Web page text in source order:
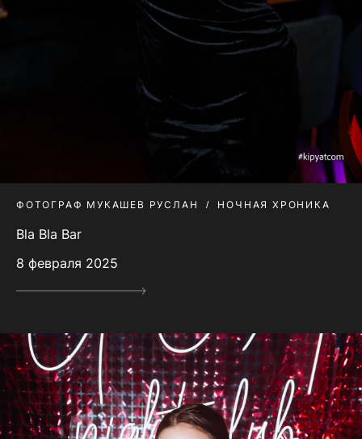
ФОТОГРАФ МУКАШЕВ РУСЛАН НОЧНАЯ ХРОНИКА
Bla Bla Bar
8 февраля 2025